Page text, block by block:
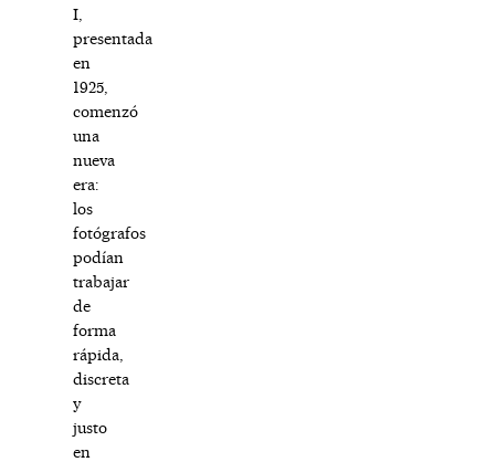
I,
presentada
en
1925,
comenzó
una
nueva
era:
los
fotógrafos
podían
trabajar
de
forma
rápida,
discreta
y
justo
en